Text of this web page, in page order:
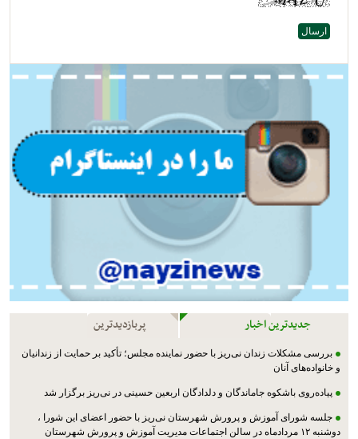
جدیدترین اخبار پربازدیدترین
بررسی مشکلات زندان نی‌ریز با حضور نماینده مجلس؛ تأکید بر حمایت از زندانیان
و خانواده‌های آنان
پیاده‌روی باشکوه جاماندگان و دلدادگان اربعین حسینی در نی‌ریز برگزار شد
جلسه شورای آموزش و پرورش شهرستان نی‌ریز با حضور اعضای این شورا ،
دوشنبه ۱۲ مردادماه در سالن اجتماعات مدیریت آموزش و پرورش شهرستان